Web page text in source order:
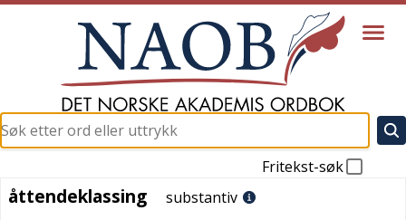
Fritekst-søk
åttendeklassing
åttendeklassing substantiv